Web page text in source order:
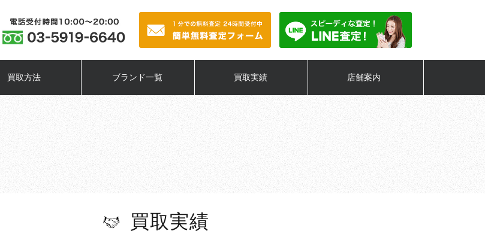
買取方法 ブランド一覧 買取実績 店舗案内
買取実績